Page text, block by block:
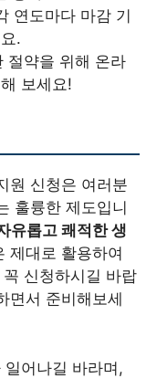
연도마다 마감 기
.
절약을 위해 온라
보세요!
원 신청은 여러분
훌륭한 제도입니
유롭고 쾌적한 생
제대로 활용하여
신청하시길 바랍
면서 준비해보세
어나길 바라며,